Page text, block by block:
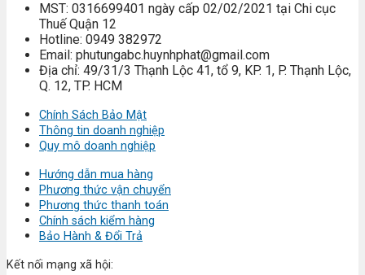
MST: 0316699401 ngày cấp 02/02/2021 tại Chi cục
Thuế Quận 12
Hotline: 0949 382972
Email: phutungabc.huynhphat@gmail.com
Địa chỉ: 49/31/3 Thạnh Lộc 41, tổ 9, KP. 1, P. Thạnh Lộc,
Q. 12, TP. HCM
Chính Sách Bảo Mật
Thông tin doanh nghiệp
Quy mô doanh nghiệp
Hướng dẫn mua hàng
Phương thức vận chuyển
Phương thức thanh toán
Chính sách kiểm hàng
Bảo Hành & Đổi Trả
Kết nối mạng xã hội: